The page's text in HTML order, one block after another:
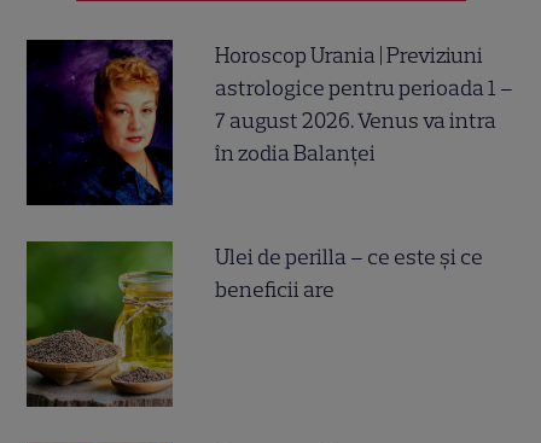
Horoscop Urania | Previziuni
astrologice pentru perioada 1 –
7 august 2026. Venus va intra
în zodia Balanței
Ulei de perilla – ce este și ce
beneficii are